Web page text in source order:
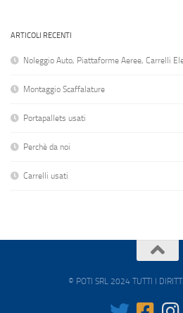
ARTICOLI RECENTI
Noleggio Auto, Piattaforme Aeree, Carrelli
Montaggio Scaffalature
Portapallets usati
Perchè da noi
Carrelli usati
© POTI SRL 2024 TUTTI I